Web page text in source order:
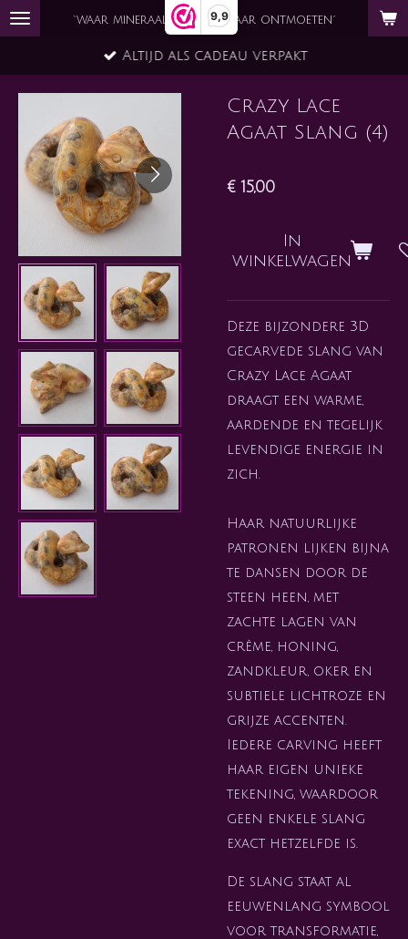
9,9
Ga
de
hoofdinhoud
`waar mineraal en ziel elkaar ontmoeten´
Altijd als cadeau verpakt
Crazy Lace
Agaat Slang (4)
€ 15,00
In
winkelwagen
Deze bijzondere 3D
gecarvede slang van
Crazy Lace Agaat
draagt een warme,
aardende en tegelijk
levendige energie in
zich.
Haar natuurlijke
patronen lijken bijna
te dansen door de
steen heen, met
zachte lagen van
crème, honing,
zandkleur, oker en
subtiele lichtroze en
grijze accenten.
Iedere carving heeft
haar eigen unieke
tekening, waardoor
geen enkele slang
exact hetzelfde is.
De slang staat al
eeuwenlang symbool
voor transformatie,